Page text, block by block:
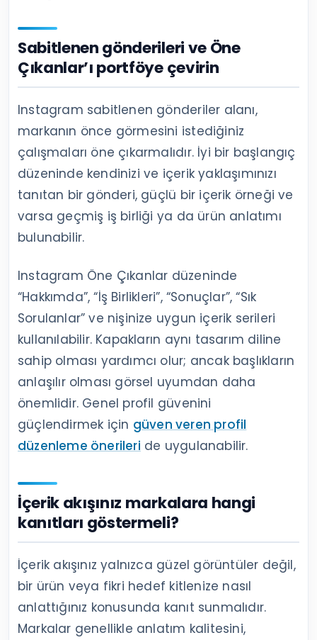
Sabitlenen gönderileri ve Öne
Çıkanlar’ı portföye çevirin
Instagram sabitlenen gönderiler alanı,
markanın önce görmesini istediğiniz
çalışmaları öne çıkarmalıdır. İyi bir başlangıç
düzeninde kendinizi ve içerik yaklaşımınızı
tanıtan bir gönderi, güçlü bir içerik örneği ve
varsa geçmiş iş birliği ya da ürün anlatımı
bulunabilir.
Instagram Öne Çıkanlar düzeninde
“Hakkımda”, “İş Birlikleri”, “Sonuçlar”, “Sık
Sorulanlar” ve nişinize uygun içerik serileri
kullanılabilir. Kapakların aynı tasarım diline
sahip olması yardımcı olur; ancak başlıkların
anlaşılır olması görsel uyumdan daha
önemlidir. Genel profil güvenini
güçlendirmek için güven veren profil
düzenleme önerileri de uygulanabilir.
İçerik akışınız markalara hangi
kanıtları göstermeli?
İçerik akışınız yalnızca güzel görüntüler değil,
bir ürün veya fikri hedef kitlenize nasıl
anlattığınız konusunda kanıt sunmalıdır.
Markalar genellikle anlatım kalitesini,